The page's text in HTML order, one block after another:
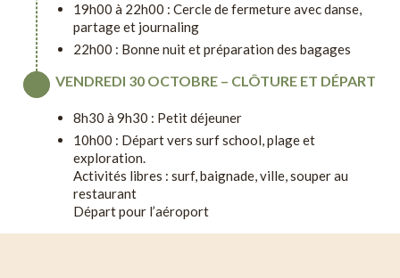
19h00 à 22h00 : Cercle de fermeture avec danse,
partage et journaling
22h00 : Bonne nuit et préparation des bagages
VENDREDI 30 OCTOBRE – CLÔTURE ET DÉPART
8h30 à 9h30 : Petit déjeuner
10h00 : Départ vers surf school, plage et
exploration.
Activités libres : surf, baignade, ville, souper au
restaurant
Départ pour l’aéroport